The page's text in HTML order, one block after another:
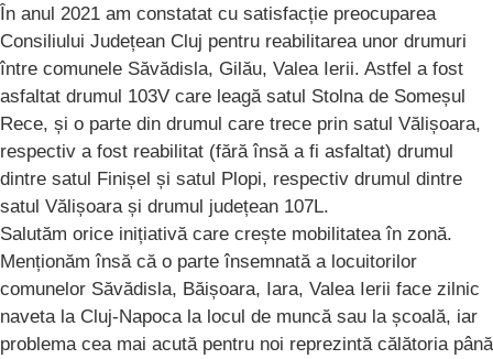
În anul 2021 am constatat cu satisfacție preocuparea
Consiliului Județean Cluj pentru reabilitarea unor drumuri
între comunele Săvădisla, Gilău, Valea Ierii. Astfel a fost
asfaltat drumul 103V care leagă satul Stolna de Someșul
Rece, și o parte din drumul care trece prin satul Vălișoara,
respectiv a fost reabilitat (fără însă a fi asfaltat) drumul
dintre satul Finișel și satul Plopi, respectiv drumul dintre
satul Vălișoara și drumul județean 107L.
Salutăm orice inițiativă care crește mobilitatea în zonă.
Menționăm însă că o parte însemnată a locuitorilor
comunelor Săvădisla, Băișoara, Iara, Valea Ierii face zilnic
naveta la Cluj-Napoca la locul de muncă sau la școală, iar
problema cea mai acută pentru noi reprezintă călătoria până